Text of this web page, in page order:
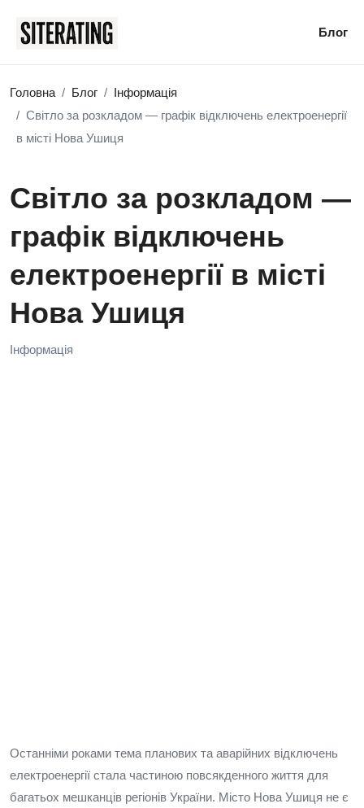
Блог
Головна Блог
Інформація
Світло за розкладом — графік відключень електроенергії
в місті Нова Ушиця
Світло за розкладом —
графік відключень
електроенергії в місті
Нова Ушиця
Інформація
Останніми роками тема планових та аварійних відключень
електроенергії стала частиною повсякденного життя для
багатьох мешканців регіонів України. Місто Нова Ушиця не є